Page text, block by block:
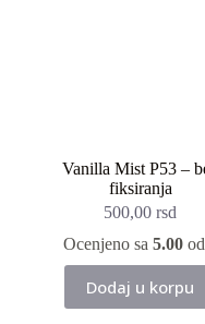
Vanilla Mist P53 –
fiksiranja
500,00rsd
Ocenjeno sa 5.00
Dodaj u korpu